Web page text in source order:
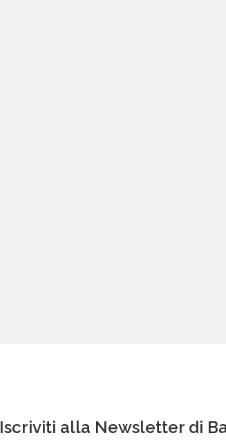
Iscriviti alla Newsletter di